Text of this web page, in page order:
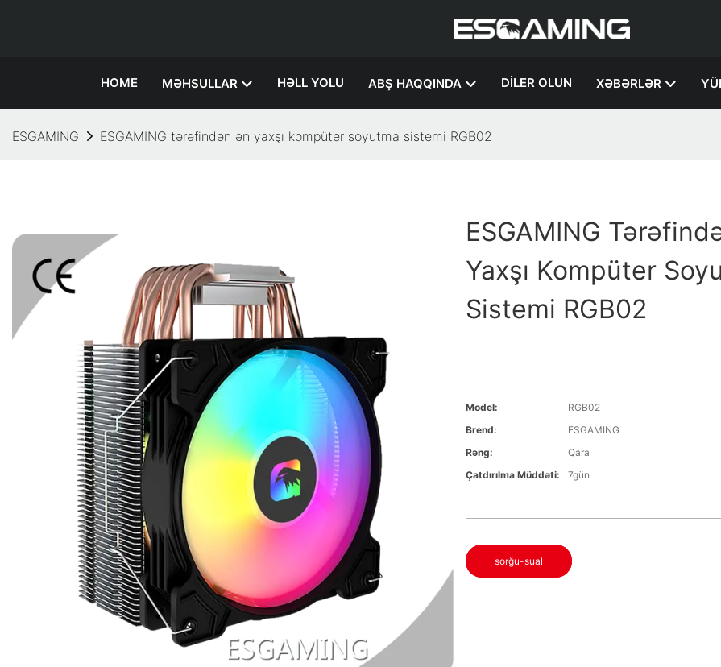
HOME MƏHSULLAR HƏLL YOLU ABŞ HAQQINDA DILER OLUN XƏBƏRLƏR
ESGAMING ESGAMING tərəfindən ən yaxşı kompüter soyutma sistemi RGB02
ESGAMING
Yaxşı Kompüter
Sistemi RGB02
Model:
RGB02
Brend:
ESGAMING
Rəng:
Qara
Çatdırılma Müddəti:
7gün
sorğu-sual